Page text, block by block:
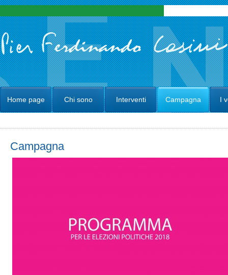
Home page Chi sono Interventi Campagna I
Campagna